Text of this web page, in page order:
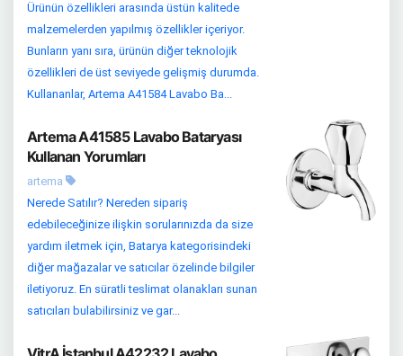
Ürünün özellikleri arasında üstün kalitede
malzemelerden yapılmış özellikler içeriyor.
Bunların yanı sıra, ürünün diğer teknolojik
özellikleri de üst seviyede gelişmiş durumda.
Kullananlar, Artema A41584 Lavabo Ba...
Artema A41585 Lavabo Bataryası
Kullanan Yorumları
artema
Nerede Satılır? Nereden sipariş
edebileceğinize ilişkin sorularınızda da size
yardım iletmek için, Batarya kategorisindeki
diğer mağazalar ve satıcılar özelinde bilgiler
iletiyoruz. En süratli teslimat olanakları sunan
satıcıları bulabilirsiniz ve gar...